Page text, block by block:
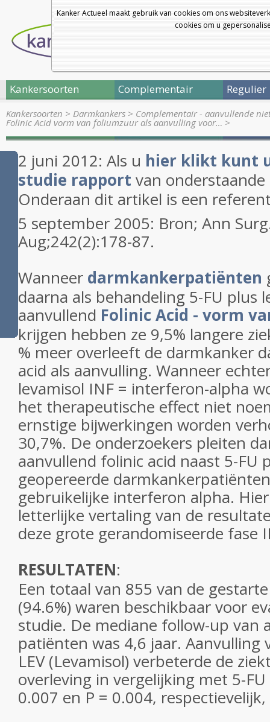
Kanker Actueel maakt gebruik van cookies om ons
cookies om u
Kankersoorten Complementair Regulier
Kankersoorten > Darmkankers > Complementair - aanvullende
Folinic Acid vorm van foliumzuur als aanvulling voor… >
2 juni 2012: Als u hier klikt kunt
studie rapport van
Onderaan dit artikel is een
5 september 2005: Bron; Ann
Aug;242(2):178-87.
Wanneer darmkankerpatiënten
daarna als behandeling 5-FU plus
aanvullend Folinic Acid - vorm
krijgen hebben ze 9,5% langere
% meer overleeft de darmkanker
acid als aanvulling. Wanneer
levamisol INF = interferon-alpha
het therapeutische effect niet
ernstige bijwerkingen worden
30,7%. De onderzoekers pleiten
aanvullend folinic acid naast 5-FU
geopereerde
gebruikelijke interferon alpha.
letterlijke vertaling van de
deze grote gerandomiseerde fase
RESULTATEN:
Een totaal van 855 van de
(94.6%) waren beschikbaar voor
studie. De mediane follow-up van
patiënten was 4,6 jaar. Aanvulling
LEV (Levamisol) verbeterde de
overleving in vergelijking met 5-FU
0.007 en P = 0.004, respectievelijk,